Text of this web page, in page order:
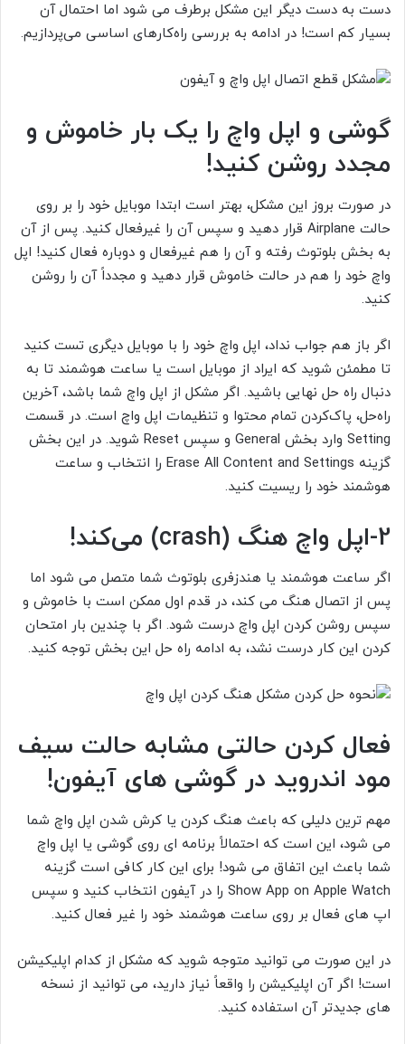
دست به دست دیگر این مشکل برطرف می شود اما احتمال آن
بسیار کم است! در ادامه به بررسی راه‌کارهای اساسی می‌پردازیم.
گوشی و اپل واچ را یک بار خاموش و
مجدد روشن کنید!
در صورت بروز این مشکل، بهتر است ابتدا موبایل خود را بر روی
حالت Airplane قرار دهید و سپس آن را غیرفعال کنید. پس از آن
به بخش بلوتوث رفته و آن را هم غیرفعال و دوباره فعال کنید! اپل
واچ خود را هم در حالت خاموش قرار دهید و مجدداً آن را روشن
کنید.
اگر باز هم جواب نداد، اپل واچ خود را با موبایل دیگری تست کنید
تا مطمئن شوید که ایراد از موبایل است یا ساعت هوشمند تا به
دنبال راه حل نهایی باشید. اگر مشکل از اپل واچ شما باشد، آخرین
راه‌حل، پاک‌کردن تمام محتوا و تنظیمات اپل واچ است. در قسمت
Setting وارد بخش General و سپس Reset شوید. در این بخش
گزینه Erase All Content and Settings را انتخاب و ساعت
هوشمند خود را ریسیت کنید.
2-اپل واچ هنگ (crash) می‌کند!
اگر ساعت هوشمند یا هندزفری بلوتوث شما متصل می شود اما
پس از اتصال هنگ می کند، در قدم اول ممکن است با خاموش و
سپس روشن کردن اپل واچ درست شود. اگر با چندین بار امتحان
کردن این کار درست نشد، به ادامه راه حل این بخش توجه کنید.
فعال کردن حالتی مشابه حالت سیف
مود اندروید در گوشی های آیفون!
مهم ترین دلیلی که باعث هنگ کردن یا کرش شدن اپل واچ شما
می شود، این است که احتمالاً برنامه ای روی گوشی یا اپل واچ
شما باعث این اتفاق می شود! برای این کار کافی است گزینه
Show App on Apple Watch را در آیفون انتخاب کنید و سپس
اپ های فعال بر روی ساعت هوشمند خود را غیر فعال کنید.
در این صورت می توانید متوجه شوید که مشکل از کدام اپلیکیشن
است! اگر آن اپلیکیشن را واقعاً نیاز دارید، می توانید از نسخه
های جدیدتر آن استفاده کنید.